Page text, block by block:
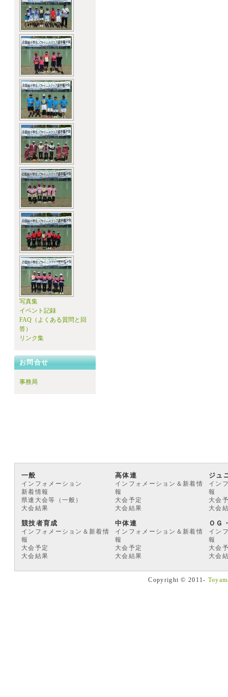
写真集
イベント記録
FAQ（よくある質問と回
答）
リンク集
お問合せ
事務局
一般
インフォメーション
新着情報
県連大会等（一般）
大会結果
高体連
インフォメーション＆新着情
報
大会予定
大会結果
ジュ
イン
報
大会
大会
競技者育成
インフォメーション＆新着情
報
大会予定
大会結果
中体連
インフォメーション＆新着情
報
大会予定
大会結果
ＯＧ
イン
報
大会
大会
Copyright © 2011-